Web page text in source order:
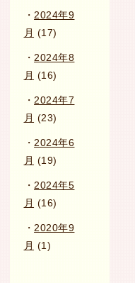
2024年9
月 (17)
2024年8
月 (16)
2024年7
月 (23)
2024年6
月 (19)
2024年5
月 (16)
2020年9
月 (1)